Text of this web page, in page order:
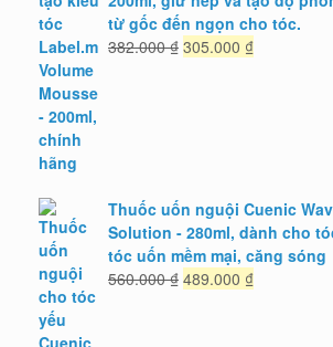
từ gốc đến ngọn cho tóc.
382.000₫ Giá
305.000 ₫Giá
Thuốc uốn nguội Cuenic
Solution - 280ml, dành cho
tóc uốn mềm mại, căng sóng
560.000₫ Giá
489.000 ₫Giá